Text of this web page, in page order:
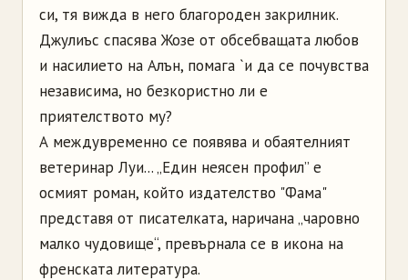
си, тя вижда в него благороден закрилник.
Джулиъс спасява Жозе от обсебващата любов
и насилието на Алън, помага `и да се почувства
независима, но безкористно ли е
приятелството му?
А междувременно се появява и обаятелният
ветеринар Луи... „Един неясен профил” е
осмият роман, който издателство "Фама"
представя от писателката, наричана „чаровно
малко чудовище“, превърнала се в икона на
френската литература.